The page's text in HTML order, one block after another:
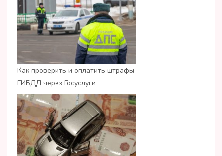
Как проверить и оплатить штрафы
ГИБДД через Госуслуги